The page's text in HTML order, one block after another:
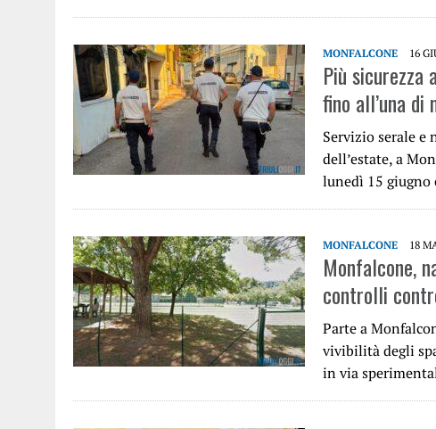
MONFALCONE 16
Più
fino all’una
Servizio serale e
dell’estate, a
lunedì 15
MONFALCONE 18
Monfalcone,
controlli
Parte a
vivibilità degli
in via